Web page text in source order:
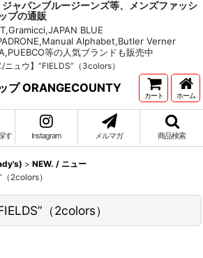
ャパンブルージーンズ等、メンズファッシ
プの通販
BLUE
Alphabet,Butler Verner
等の人気ブランドも販売中
ニュウ】”FIELDS”（3colors）
プ ORANGECOUNTY
カート ホーム
す Instagram メルマガ 商品検索
> NEW. / ニュー
（2colors）
（2colors）